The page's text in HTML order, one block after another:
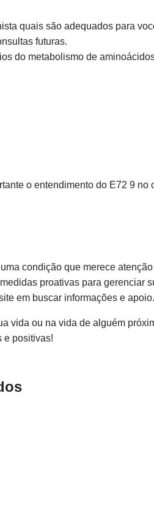
quais são adequados para
futuras.
do metabolismo de
o entendimento do E72 9 no
condição que merece
proativas para gerenciar
em buscar informações e apoio.
vida ou na vida de alguém
e positivas!